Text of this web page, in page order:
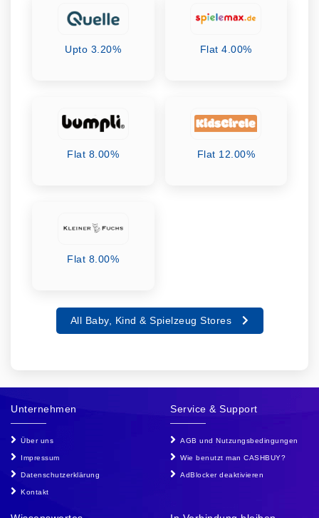
Upto 3.20% Flat 4.00%
Flat 8.00% Flat 12.00%
Flat 8.00%
All Baby, Kind & Spielzeug Stores
Unternehmen
Über uns
Impressum
Datenschutzerklärung
Kontakt
Service & Support
AGB und Nutzungsbedingungen
Wie benutzt man CASHBUY?
AdBlocker deaktivieren